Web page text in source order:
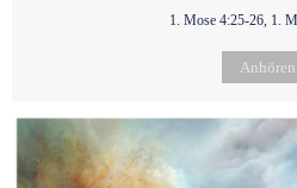
1. Mose 4:25-26, 1.
Anhören